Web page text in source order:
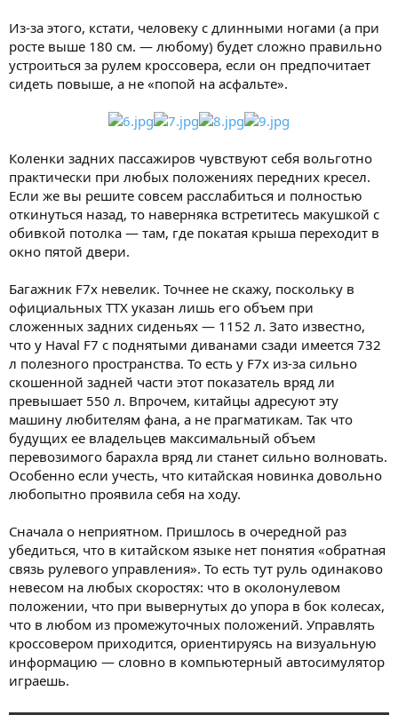
Из-за этого, кстати, человеку с длинными ногами (а при
росте выше 180 см. — любому) будет сложно правильно
устроиться за рулем кроссовера, если он предпочитает
сидеть повыше, а не «попой на асфальте».
Коленки задних пассажиров чувствуют себя вольготно
практически при любых положениях передних кресел.
Если же вы решите совсем расслабиться и полностью
откинуться назад, то наверняка встретитесь макушкой с
обивкой потолка — там, где покатая крыша переходит в
окно пятой двери.
Багажник F7x невелик. Точнее не скажу, поскольку в
официальных ТТХ указан лишь его объем при
сложенных задних сиденьях — 1152 л. Зато известно,
что у Haval F7 с поднятыми диванами сзади имеется 732
л полезного пространства. То есть у F7х из-за сильно
скошенной задней части этот показатель вряд ли
превышает 550 л. Впрочем, китайцы адресуют эту
машину любителям фана, а не прагматикам. Так что
будущих ее владельцев максимальный объем
перевозимого барахла вряд ли станет сильно волновать.
Особенно если учесть, что китайская новинка довольно
любопытно проявила себя на ходу.
Сначала о неприятном. Пришлось в очередной раз
убедиться, что в китайском языке нет понятия «обратная
связь рулевого управления». То есть тут руль одинаково
невесом на любых скоростях: что в околонулевом
положении, что при вывернутых до упора в бок колесах,
что в любом из промежуточных положений. Управлять
кроссовером приходится, ориентируясь на визуальную
информацию — словно в компьютерный автосимулятор
играешь.